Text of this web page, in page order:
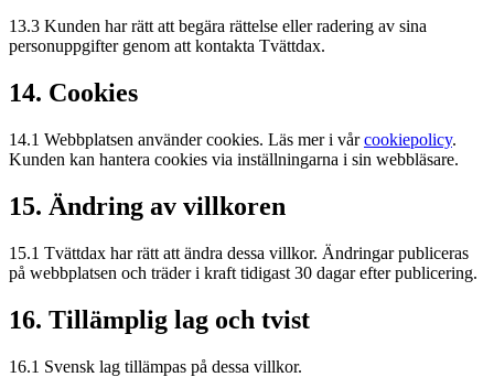
13.3 Kunden har rätt att begära rättelse eller radering av sina
personuppgifter genom att kontakta Tvättdax.
14. Cookies
14.1 Webbplatsen använder cookies. Läs mer i vår cookiepolicy.
Kunden kan hantera cookies via inställningarna i sin webbläsare.
15. Ändring av villkoren
15.1 Tvättdax har rätt att ändra dessa villkor. Ändringar publiceras
på webbplatsen och träder i kraft tidigast 30 dagar efter publicering.
16. Tillämplig lag och tvist
16.1 Svensk lag tillämpas på dessa villkor.